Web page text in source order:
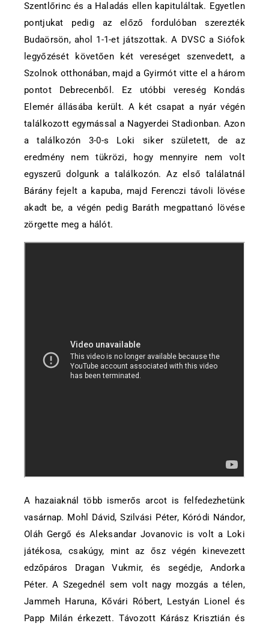
Szentlőrinc és a Haladás ellen kapituláltak. Egyetlen
pontjukat pedig az előző fordulóban szerezték
Budaörsön, ahol 1-1-et játszottak. A DVSC a Siófok
legyőzését követően két vereséget szenvedett, a
Szolnok otthonában, majd a Gyirmót vitte el a három
pontot Debrecenből. Ez utóbbi vereség Kondás
Elemér állásába került. A két csapat a nyár végén
találkozott egymással a Nagyerdei Stadionban. Azon
a találkozón 3-0-s Loki siker született, de az
eredmény nem tükrözi, hogy mennyire nem volt
egyszerű dolgunk a találkozón. Az első találatnál
Bárány fejelt a kapuba, majd Ferenczi távoli lövése
akadt be, a végén pedig Baráth megpattanó lövése
zörgette meg a hálót.
A hazaiaknál több ismerős arcot is felfedezhetünk
vasárnap. Mohl Dávid, Szilvási Péter, Kóródi Nándor,
Oláh Gergő és Aleksandar Jovanovic is volt a Loki
játékosa, csakúgy, mint az ősz végén kinevezett
edzőpáros Dragan Vukmir, és segédje, Andorka
Péter. A Szegednél sem volt nagy mozgás a télen,
Jammeh Haruna, Kővári Róbert, Lestyán Lionel és
Papp Milán érkezett. Távozott Kárász Krisztián és